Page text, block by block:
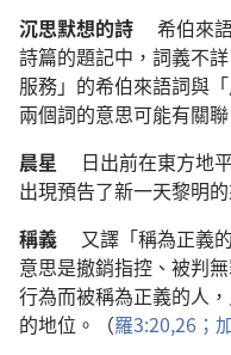
沉思默想的詩 希伯來
詩篇的題記中 ， 詞義不詳
服務」 的希伯來語詞與 「
兩個詞的意思可能有關聯
晨星
日出前在東方地
出現預告了新一天黎明的
稱義
又譯 「稱為正義的
意思是撤銷指控 、 被判
行為而被稱為正義的人 ，
的地位 。（羅3:20,26；